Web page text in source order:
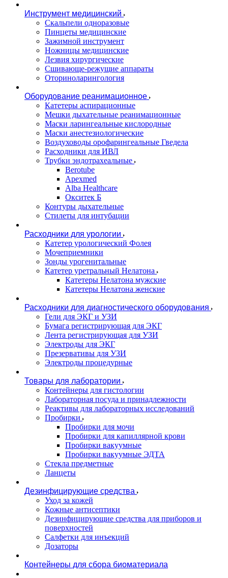
Инструмент медицинский
Скальпели одноразовые
Пинцеты медицинские
Зажимной инструмент
Ножницы медицинские
Лезвия хирургические
Сшивающе-режущие аппараты
Оториноларингология
Оборудование реанимационное
Катетеры аспирационные
Мешки дыхательные реанимационные
Маски ларингеальные кислородные
Маски анестезиологические
Воздуховоды орофарингеальные Гведела
Расходники для ИВЛ
Трубки эндотрахеальные
Berotube
Apexmed
Alba Healthcare
Окситек Б
Контуры дыхательные
Стилеты для интубации
Расходники для урологии
Катетер урологический Фолея
Мочеприемники
Зонды урогенитальные
Катетер уретральный Нелатона
Катетеры Нелатона мужские
Катетеры Нелатона женские
Расходники для диагностического оборудования
Гели для ЭКГ и УЗИ
Бумага регистрирующая для ЭКГ
Лента регистрирующая для УЗИ
Электроды для ЭКГ
Презервативы для УЗИ
Электроды процедурные
Товары для лаборатории
Контейнеры для гистологии
Лабораторная посуда и принадлежности
Реактивы для лабораторных исследований
Пробирки
Пробирки для мочи
Пробирки для капиллярной крови
Пробирки вакуумные
Пробирки вакуумные ЭДТА
Стекла предметные
Ланцеты
Дезинфицирующие средства
Уход за кожей
Кожные антисептики
Дезинфицирующие средства для приборов и
поверхностей
Салфетки для инъекций
Дозаторы
Контейнеры для сбора биоматериала